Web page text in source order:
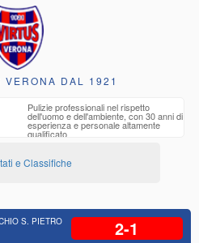
VERONA DAL 1921
Pulizie professionali nel rispetto
dell'uomo e dell'ambiente, con 30 anni di
esperienza e personale altamente
qualificato
e Classifiche
S. PIETRO 2-1